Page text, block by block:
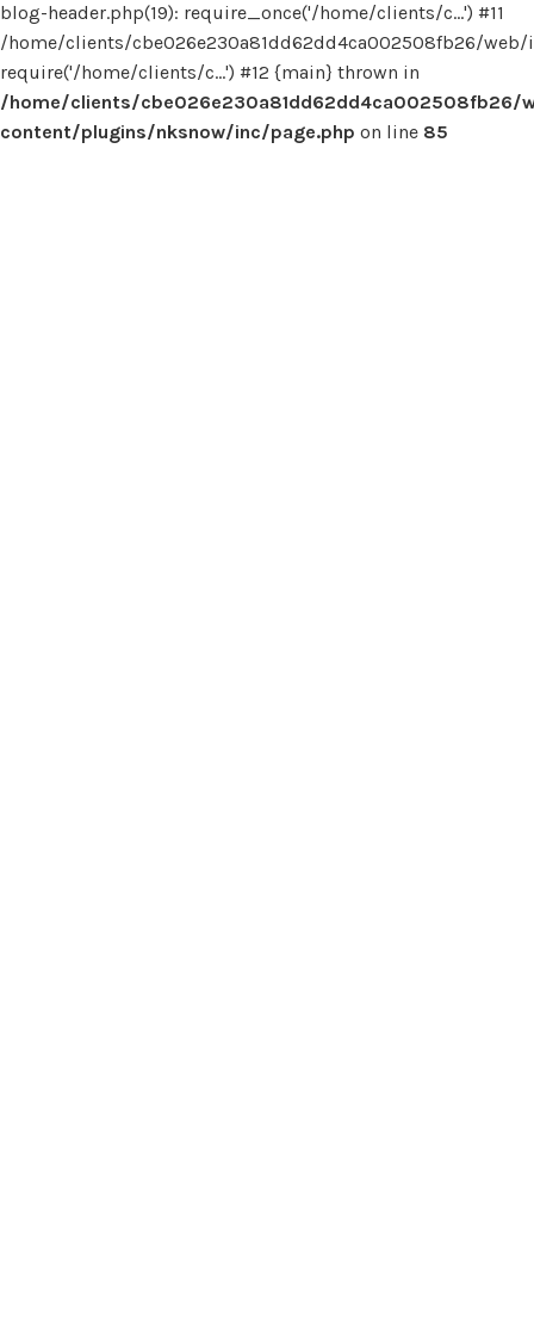
blog-header.php(19): require_once('/home/clients/c...') #11
/home/clients/cbe026e230a81dd62dd4ca002508fb26/web/
require('/home/clients/c...') #12 {main} thrown in
/home/clients/cbe026e230a81dd62dd4ca002508fb26/
content/plugins/nksnow/inc/page.php on line 85